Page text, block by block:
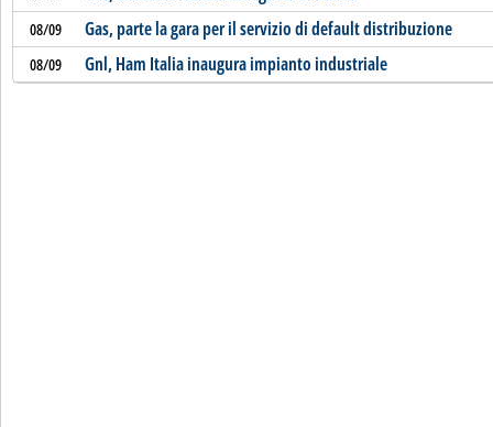
08/09 Gas, parte la gara per il servizio di default distribuzione
08/09 Gnl, Ham Italia inaugura impianto industriale